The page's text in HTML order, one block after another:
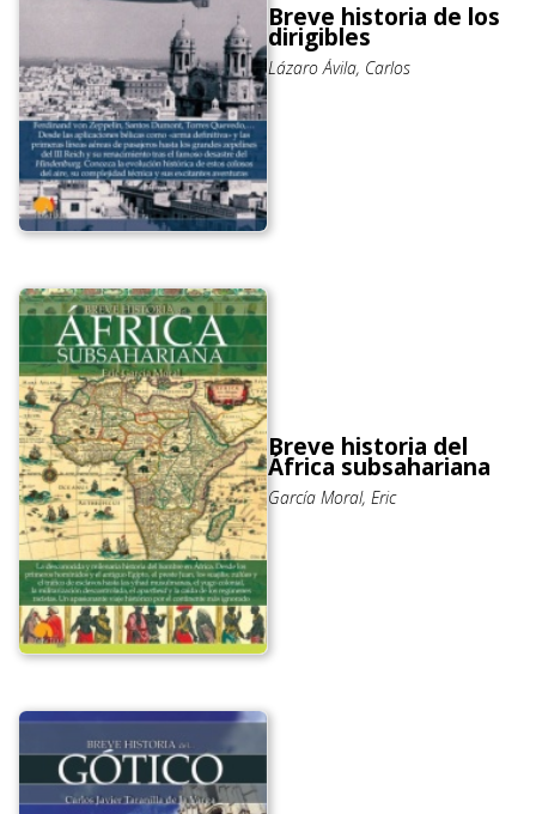
Breve historia de los
dirigibles
Lázaro Ávila, Carlos
Breve historia del
África subsahariana
García Moral, Eric